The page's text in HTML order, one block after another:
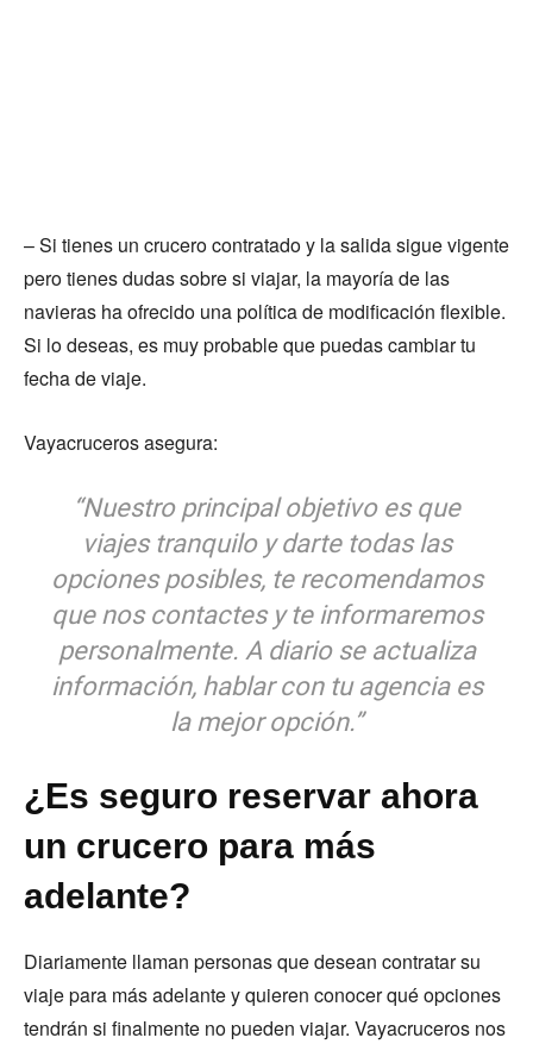
– Si tienes un crucero contratado y la salida sigue vigente
pero tienes dudas sobre si viajar, la mayoría de las
navieras ha ofrecido una política de modificación flexible.
Si lo deseas, es muy probable que puedas cambiar tu
fecha de viaje.
Vayacruceros asegura:
“Nuestro principal objetivo es que
viajes tranquilo y darte todas las
opciones posibles, te recomendamos
que nos contactes y te informaremos
personalmente. A diario se actualiza
información, hablar con tu agencia es
la mejor opción.”
¿Es seguro reservar ahora
un crucero para más
adelante?
Diariamente llaman personas que desean contratar su
viaje para más adelante y quieren conocer qué opciones
tendrán si finalmente no pueden viajar. Vayacruceros nos